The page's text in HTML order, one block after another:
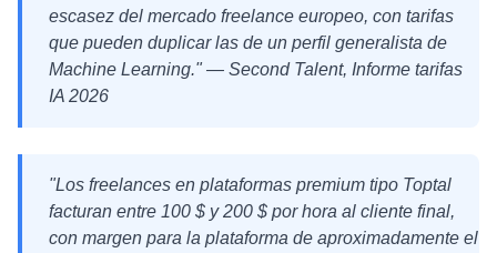
escasez del mercado freelance europeo, con tarifas
que pueden duplicar las de un perfil generalista de
Machine Learning." — Second Talent, Informe tarifas
IA 2026
"Los freelances en plataformas premium tipo Toptal
facturan entre 100 $ y 200 $ por hora al cliente final,
con margen para la plataforma de aproximadamente el